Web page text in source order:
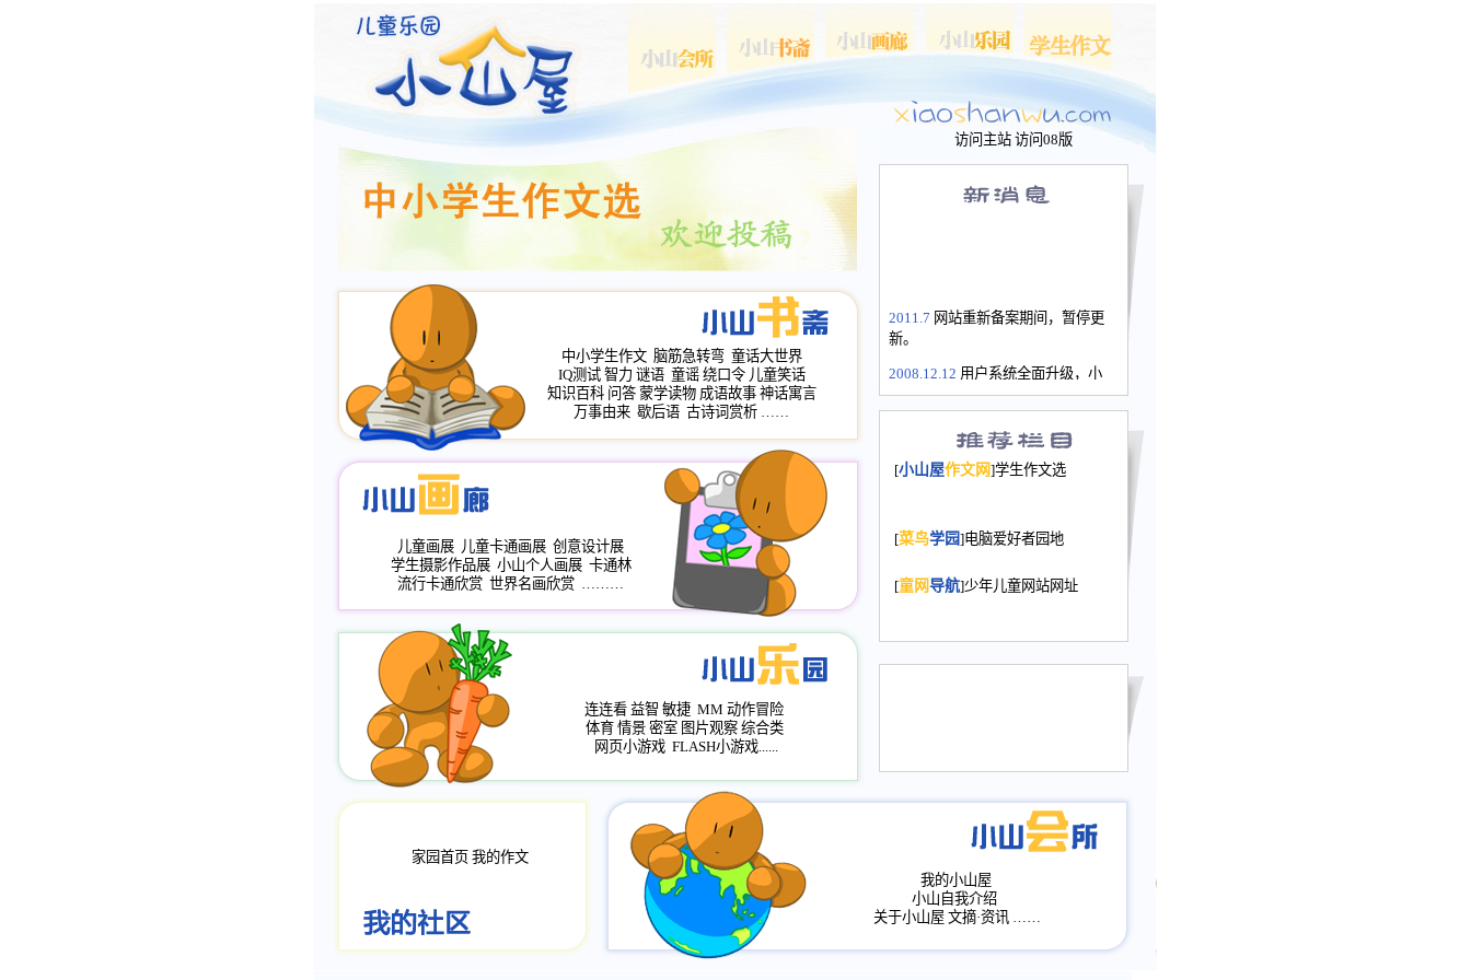
访问主站 访问08版
2011.7 网站重新备案期间，暂停更
新。
2008.12.12 用户系统全面升级，小
山屋主站、作文网、学生作文、家
长会、家园网－个人空间，用户一
次注册全部通行。
2008.12.12家园网正式运行，域
年，2009版提前启用，小山屋全面
小山画廊均增加多个新栏目。。
评分、顶功能，作文宝典改版。
[小山屋作文网]学生作文选
[菜鸟学园]电脑爱好者园地
[童网导航]少年儿童网站网址
中小学生作文 脑筋急转弯 童话大世界
IQ测试 智力 谜语 童谣 绕口令 儿童笑话
知识百科 问答 蒙学读物 成语故事 神话寓言
万事由来 歇后语 古诗词赏析 ……
儿童画展 儿童卡通画展 创意设计展
学生摄影作品展 小山个人画展 卡通林
流行卡通欣赏 世界名画欣赏 ………
连连看 益智 敏捷 MM 动作冒险
体育 情景 密室 图片观察 综合类
网页小游戏 FLASH小游戏......
家园首页 我的作文
我的小山屋
小山自我介绍
关于小山屋 文摘·资讯 ……